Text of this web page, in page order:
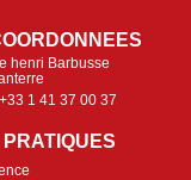
henri Barbusse
1 41 37 00 37
PRATIQUES